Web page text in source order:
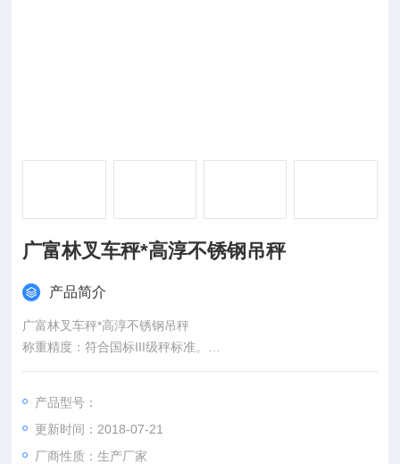
广富林叉车秤*高淳不锈钢吊秤
产品简介
广富林叉车秤*高淳不锈钢吊秤
称重精度：符合国标III级秤标准。
u 额定过载：120%F.S。
u 读数稳定时间：<10s
u 额定载荷：3000KG
u 自重：100KG
产品型号：
更新时间：2018-07-21
厂商性质：生产厂家